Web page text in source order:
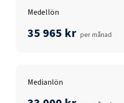
Medellön
35 965 kr per månad
Medianlön